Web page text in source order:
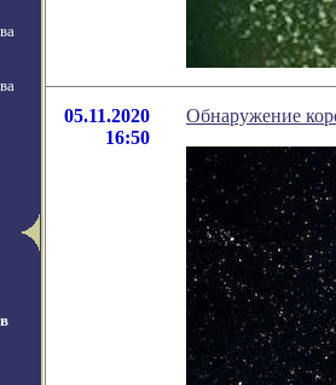
05.11.2020
16:50
Обнаружение